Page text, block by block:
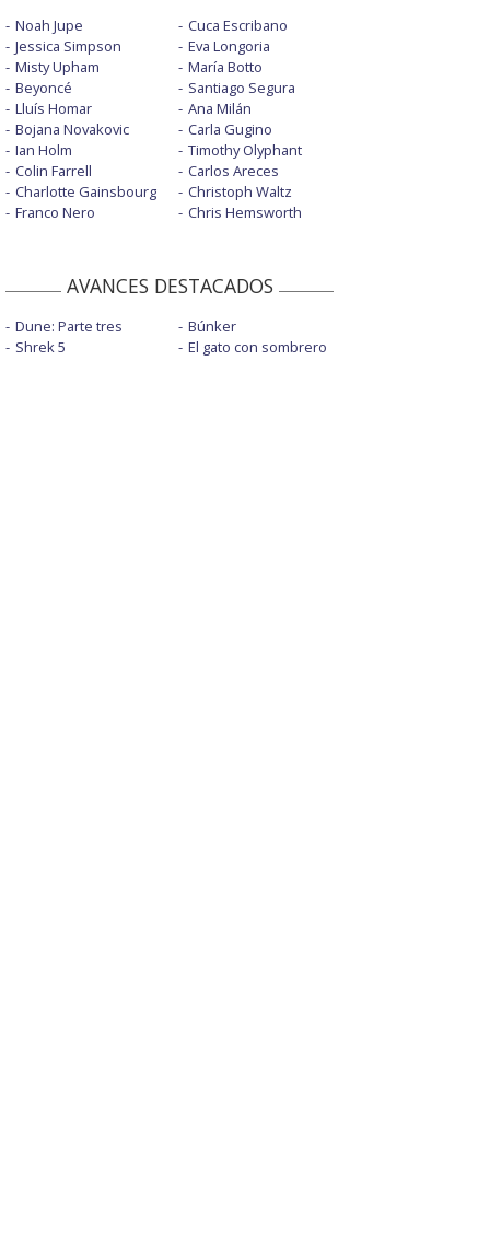
Noah Jupe
Jessica Simpson
Misty Upham
Beyoncé
Lluís Homar
Bojana Novakovic
Ian Holm
Colin Farrell
Charlotte Gainsbourg
Franco Nero
Cuca Escribano
Eva Longoria
María Botto
Santiago Segura
Ana Milán
Carla Gugino
Timothy Olyphant
Carlos Areces
Christoph Waltz
Chris Hemsworth
AVANCES DESTACADOS
Dune: Parte tres
Shrek 5
Búnker
El gato con sombrero